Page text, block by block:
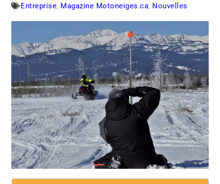
Entreprise, Magazine Motoneiges.ca, Nouvelles